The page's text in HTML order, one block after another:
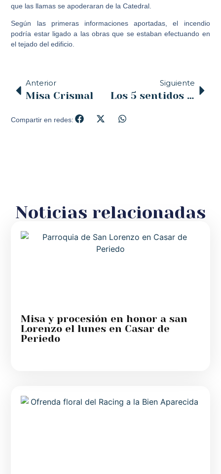
que las llamas se apoderaran de la Catedral.
Según las primeras informaciones aportadas, el incendio
podría estar ligado a las obras que se estaban efectuando en
el tejado del edificio.
Anterior
Misa Crismal
Siguiente
Los 5 sentidos de la Semana Santa
Compartir en redes:
Noticias relacionadas
Misa y procesión en honor a san
Lorenzo el lunes en Casar de
Periedo